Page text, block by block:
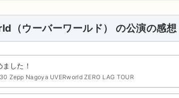
（ウーバーワールド） の公演の感想
した！
Zepp Nagoya UVERworld ZERO LAG TOUR